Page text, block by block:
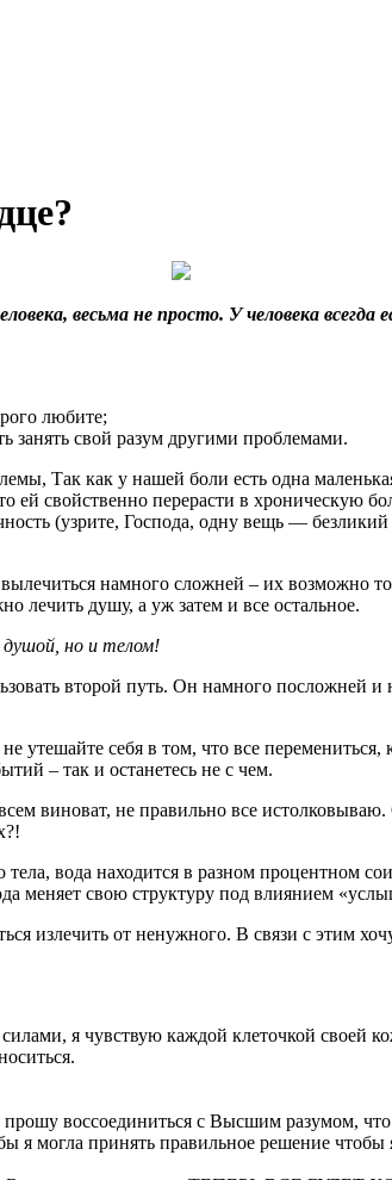
весьма не просто. У человека
любите;
занять свой разум другими проблемами.
Так как у нашей боли есть одна
ей свойственно перерасти в хроническую
(узрите, Господа, одну вещь —
намного сложней – их возможно
лечить душу, а уж затем и все остальное.
душой, но и телом!
второй путь. Он намного посложней
себя в том, что все перемениться,
– так и останетесь не с чем.
виноват, не правильно все
вода находится в разном процентном
меняет свою структуру под влиянием
излечить от ненужного. В связи с этим
я чувствую каждой клеточкой своей
воссоединиться с Высшим разумом,
принять правильное решение чтобы